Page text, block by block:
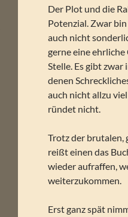
Der Plot und die
Potenzial. Zwar
auch nicht
gerne eine
Stelle. Es gibt
denen
auch nicht allzu
ründet nicht.
Trotz der brutalen,
reißt einen das
wieder aufraffen,
weiterzukommen.
Erst ganz spät